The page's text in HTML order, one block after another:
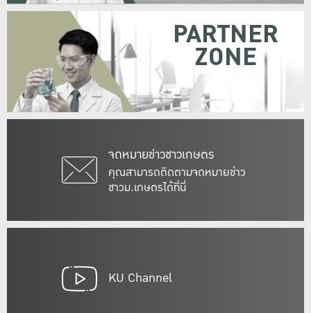
จดหมายข่าวชาวเกษตร
คุณสามารถติดตามจดหมายข่าว
ชาวม.เกษตรได้ที่นี่
PARTNER
ZONE
KU Channel